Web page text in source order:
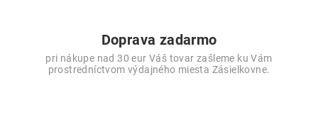
Doprava zadarmo
pri nákupe nad 30 eur Váš tovar zašleme ku Vám
prostredníctvom výdajného miesta Zásielkovne.